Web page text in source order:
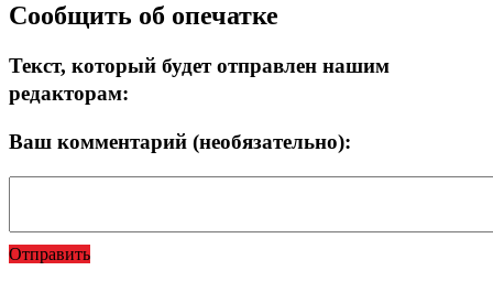
Сообщить об опечатке
Текст, который будет отправлен нашим
редакторам:
Ваш комментарий (необязательно):
Отправить